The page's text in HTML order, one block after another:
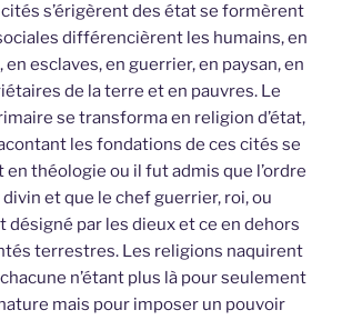
s’érigèrent des état se formèrent
différencièrent les humains, en
esclaves, en guerrier, en paysan, en
de la terre et en pauvres. Le
se transforma en religion d’état,
les fondations de ces cités se
théologie ou il fut admis que l’ordre
et que le chef guerrier, roi, ou
désigné par les dieux et ce en dehors
terrestres. Les religions naquirent
n’étant plus là pour seulement
mais pour imposer un pouvoir